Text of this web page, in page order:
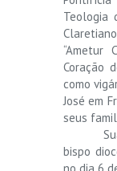
Teologia
“Ametur
Coração
como
José em
seus
bispo